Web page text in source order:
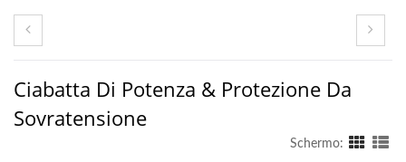
Ciabatta Di Potenza & Protezione Da
Sovratensione
Schermo: